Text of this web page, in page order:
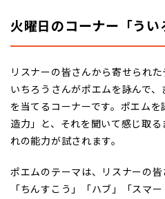
火曜日のコーナー「うい
リスナーの皆さんから寄せられ
いちろうさんがポエムを詠んで
を当てるコーナーです。ポエム
造力」と、それを聞いて感じ取
れの能力が試されます。
ポエムのテーマは、リスナーの皆
「ちんすこう」「ハブ」「スマ